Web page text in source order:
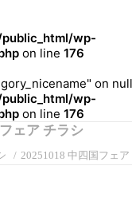
wp-
on line 176
on
wp-
on line 176
ェア チラシ
20251018 中四国フェア